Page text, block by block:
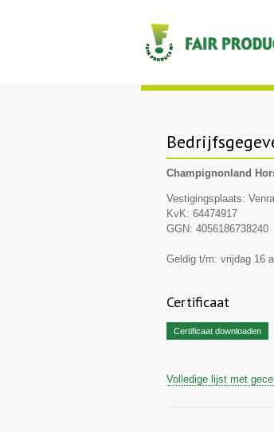
Champignonland
Vestigingsplaats:
KvK: 64474917
GGN: 4056186738240
Geldig t/m: vrijdag 16
Certificaat
Certificaat downloaden
Volledige lijst met